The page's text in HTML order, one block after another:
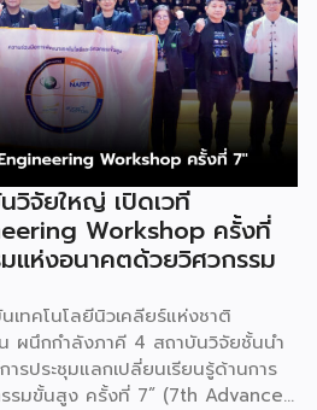
จัยใหญ่ เปิดเวที
Workshop ครั้งที่
แห่งอนาคตด้วยวิศวกรรม
ทคโนโลยีนิวเคลียร์แห่งชาติ
ผนึกกำลังภาคี 4 สถาบันวิจัยชั้นนำ
ารประชุมแลกเปลี่ยนเรียนรู้ด้านการ
รมขั้นสูง ครั้งที่ 7” (7th Advanced